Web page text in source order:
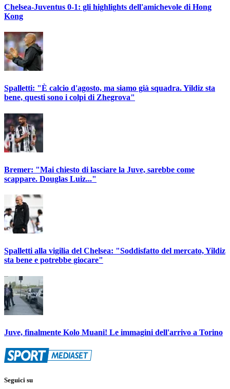
Chelsea-Juventus 0-1: gli highlights dell'amichevole di Hong
Kong
Spalletti: "È calcio d'agosto, ma siamo già squadra. Yildiz sta
bene, questi sono i colpi di Zhegrova"
Bremer: "Mai chiesto di lasciare la Juve, sarebbe come
scappare. Douglas Luiz..."
Spalletti alla vigilia del Chelsea: "Soddisfatto del mercato, Yildiz
sta bene e potrebbe giocare"
Juve, finalmente Kolo Muani! Le immagini dell'arrivo a Torino
Seguici su